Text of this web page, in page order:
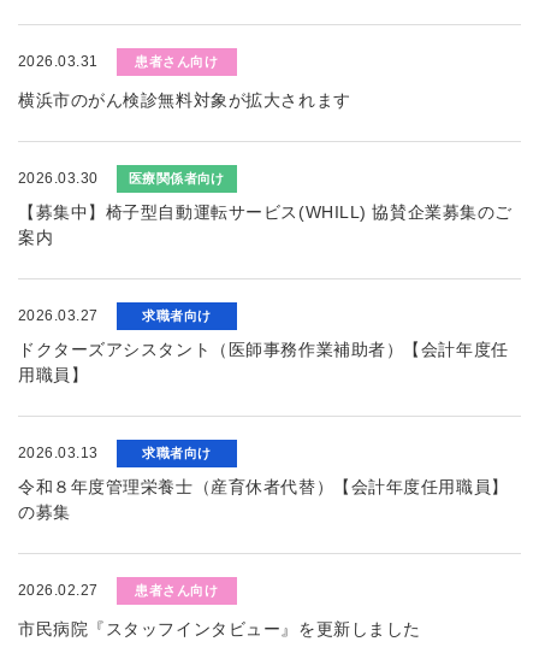
2026.03.31 患者さん向け
横浜市のがん検診無料対象が拡大されます
2026.03.30 医療関係者向け
【募集中】椅子型自動運転サービス(WHILL) 協賛企業募集のご
案内
2026.03.27 求職者向け
ドクターズアシスタント（医師事務作業補助者）【会計年度任
用職員】
2026.03.13 求職者向け
令和８年度管理栄養士（産育休者代替）【会計年度任用職員】
の募集
2026.02.27 患者さん向け
市民病院『スタッフインタビュー』を更新しました